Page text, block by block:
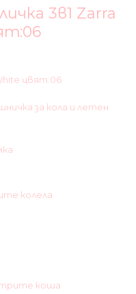
3в1 Zarra
цвят:06
за кола и летен
колела
трите коша